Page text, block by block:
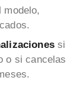
modelo,
si
o si cancelas